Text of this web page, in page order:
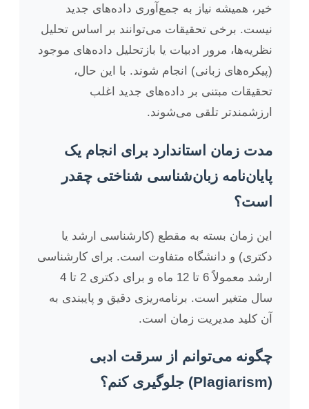
خیر، همیشه نیاز به جمع‌آوری داده‌های جدید
نیست. برخی تحقیقات می‌توانند بر اساس تحلیل
نظریه‌ها، مرور ادبیات یا بازتحلیل داده‌های موجود
(پیکره‌های زبانی) انجام شوند. با این حال،
تحقیقات مبتنی بر داده‌های جدید اغلب
ارزشمندتر تلقی می‌شوند.
مدت زمان استاندارد برای انجام یک
پایان‌نامه زبان‌شناسی شناختی چقدر
است؟
این زمان بسته به مقطع (کارشناسی ارشد یا
دکتری) و دانشگاه متفاوت است. برای کارشناسی
ارشد معمولاً 6 تا 12 ماه و برای دکتری 2 تا 4
سال متغیر است. برنامه‌ریزی دقیق و پایبندی به
آن کلید مدیریت زمان است.
چگونه می‌توانم از سرقت ادبی
(Plagiarism) جلوگیری کنم؟